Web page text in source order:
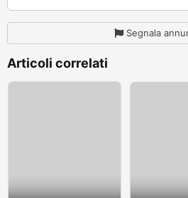
Segnala
Articoli correlati